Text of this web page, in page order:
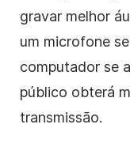
gravar melhor
um microfone
computador se
público obterá
transmissão.